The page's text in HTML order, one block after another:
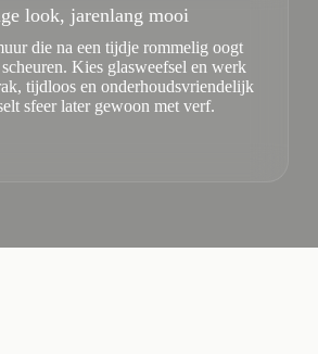
look, jarenlang mooi
die na een tijdje rommelig oogt
Kies glasweefsel en werk
tijdloos en onderhoudsvriendelijk
sfeer later gewoon met verf.